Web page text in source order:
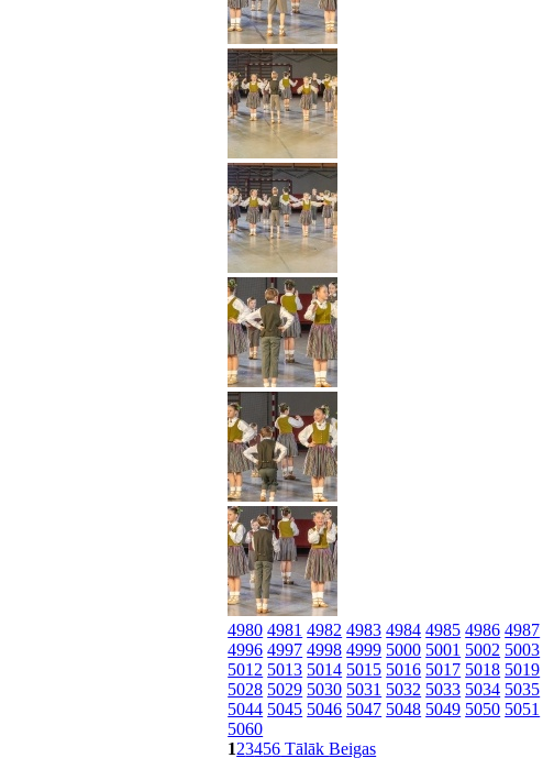
4980 4981 4982 4983 4984 4985 4986 4987
4996 4997 4998 4999 5000 5001 5002 5003
5012 5013 5014 5015 5016 5017 5018 5019
5028 5029 5030 5031 5032 5033 5034 5035
5044 5045 5046 5047 5048 5049 5050 5051
5060
123456 TālākBeigas